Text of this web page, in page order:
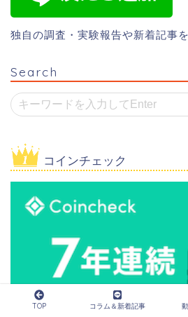
独自の調査・実験報告や新着記事
Search
コインチェック
TOP コラム＆新着記事